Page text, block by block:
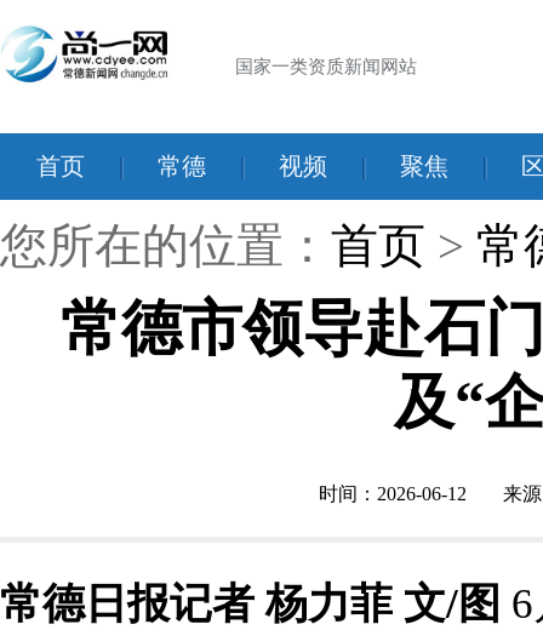
国家一类资质新闻网站
首页 | 常德 | 视频 | 聚焦 |
您所在的位置： 首页 > 常
常德市领导赴石
及“
时间：2026-06-12 来
常德日报记者 杨力菲 文/图